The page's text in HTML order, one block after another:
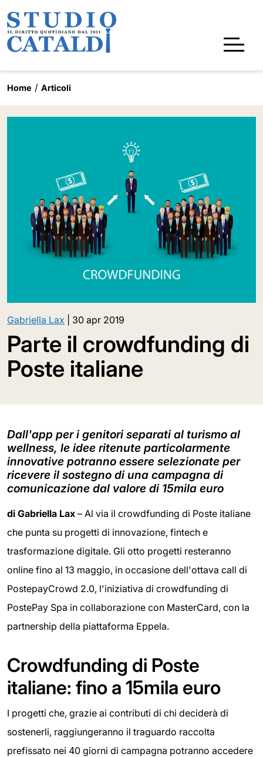
Home Articoli
Gabriella Lax 30 apr 2019
Parte il crowdfunding di
Poste italiane
Dall'app per i genitori separati al turismo al
wellness, le idee ritenute particolarmente
innovative potranno essere selezionate per
ricevere il sostegno di una campagna di
comunicazione dal valore di 15mila euro
di Gabriella Lax – Al via il crowdfunding di Poste italiane
che punta su progetti di innovazione, fintech e
trasformazione digitale. Gli otto progetti resteranno
online fino al 13 maggio, in occasione dell'ottava call di
PostepayCrowd 2.0, l'iniziativa di crowdfunding di
PostePay Spa in collaborazione con MasterCard, con la
partnership della piattaforma Eppela.
Crowdfunding di Poste
italiane: fino a 15mila euro
I progetti che, grazie ai contributi di chi deciderà di
sostenerli, raggiungeranno il traguardo raccolta
prefissato nei 40 giorni di campagna potranno accedere